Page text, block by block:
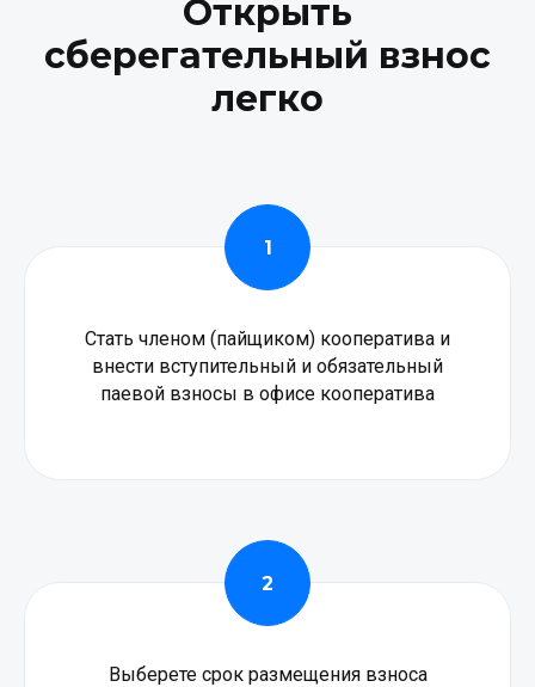
Открыть
сберегательный взнос
легко
Стать членом (пайщиком) кооператива и
внести вступительный и обязательный
паевой взносы в офисе кооператива
Выберете срок размещения взноса